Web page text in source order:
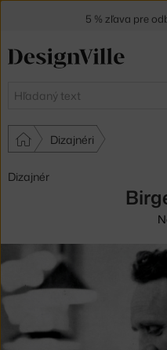
Hľadať
Dizajnéri
Dizajnér
5 % zľava pre